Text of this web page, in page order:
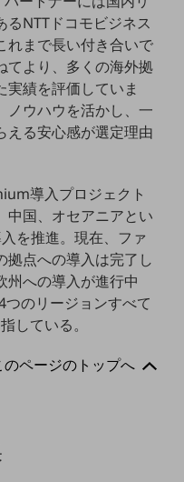
ビリティ
るNTTドコモビジネス
れまで長い付き合いで
てより、多くの海外拠
実績を評価していま
ノウハウを活かし、一
える安心感が選定理由
導入プロジェクト
中国、オセアニアとい
を推進。現在、ファ
拠点への導入は完了し
州への導入が進行中
のリージョンすべて
している。
のページのトップへ